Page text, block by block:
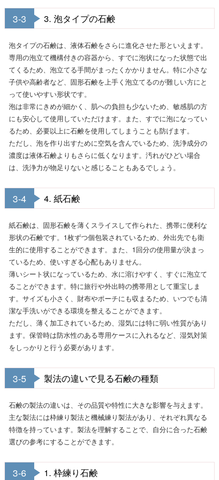
3-3 3. 泡タイプの石鹸
泡タイプの石鹸は、液体石鹸をさらに進化させた形といえます。
専用の泡立て機構付きの容器から、すでに泡状になった状態で出
てくるため、泡立てる手間がまったくかかりません。特に小さな
子供や高齢者など、固形石鹸を上手く泡立てるのが難しい方にと
って使いやすい形状です。
泡は非常にきめが細かく、肌への負担も少ないため、敏感肌の方
にも安心して使用していただけます。また、すでに泡になってい
るため、必要以上に石鹸を使用してしまうことも防げます。
ただし、泡を作り出すために空気を含んでいるため、洗浄成分の
濃度は液体石鹸よりもさらに低くなります。汚れがひどい場合
は、洗浄力が物足りないと感じることもあるでしょう。
3-4 4. 紙石鹸
紙石鹸は、固形石鹸を薄くスライスして作られた、携帯に便利な
形状の石鹸です。1枚ずつ個包装されているため、外出先でも衛
生的に使用することができます。また、1回分の使用量が決まっ
ているため、使いすぎる心配もありません。
薄いシート状になっているため、水に溶けやすく、すぐに泡立て
ることができます。特に旅行や外出時の携帯用として重宝しま
す。サイズも小さく、財布やポーチにも収まるため、いつでも清
潔な手洗いができる環境を整えることができます。
ただし、薄く加工されているため、湿気には特に弱い性質があり
ます。保管時は防水性のある専用ケースに入れるなど、湿気対策
をしっかりと行う必要があります。
3-5 製法の違いで見る石鹸の種類
石鹸の製法の違いは、その品質や特性に大きな影響を与えます。
主な製法には枠練り製法と機械練り製法があり、それぞれ異なる
特徴を持っています。製法を理解することで、自分に合った石鹸
選びの参考にすることができます。
3-6 1. 枠練り石鹸